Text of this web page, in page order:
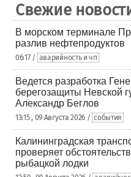
Свежие
В морском терминале
разлив нефтепродуктов
06:17 / аварийность и чп
Ведется разработка
берегозащиты Невской
Александр Беглов
13:15 , 09 Августа 2026 / события
Калининградская
проверяет
рыбацкой лодки